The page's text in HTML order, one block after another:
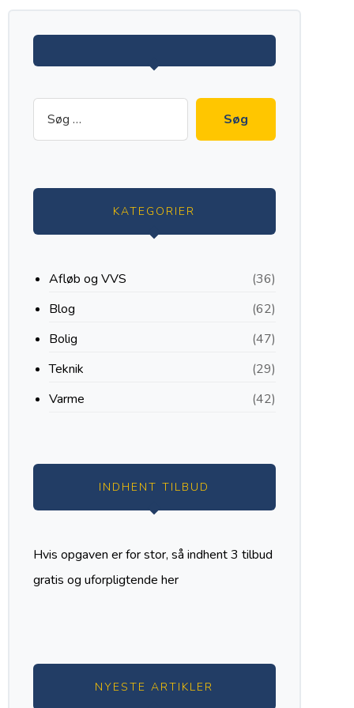
KATEGORIER
Afløb og VVS
(36)
Blog
(62)
Bolig
(47)
Teknik
(29)
Varme
(42)
INDHENT TILBUD
Hvis opgaven er for stor, så indhent 3 tilbud
gratis og uforpligtende her
NYESTE ARTIKLER